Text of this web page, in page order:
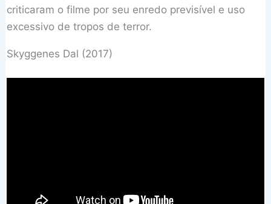
criticaram o filme por seu enredo previsível e uso
excessivo de tropos de terror.
Skyggenes Dal (2017)